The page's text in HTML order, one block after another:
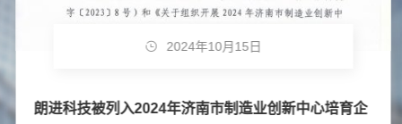
2024年10月15日
朗进科技被列入2024年济南市制造业创新中心培育企